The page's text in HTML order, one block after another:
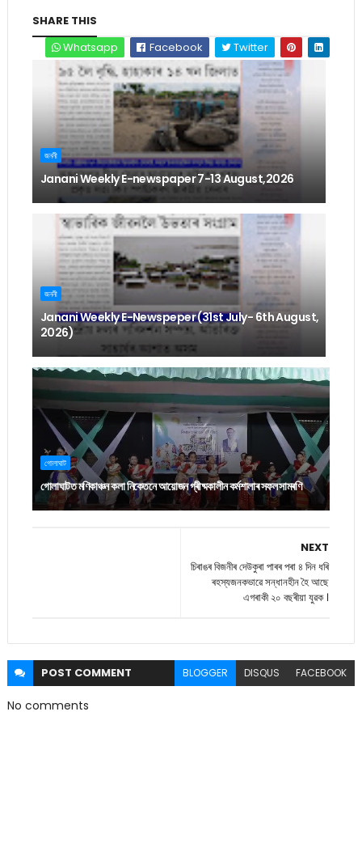
SHARE THIS
Whatsapp
Facebook Twitter
জননী
Janani Weekly E-newspaper 7-13 August,2026
জননী
Janani Weekly E-Newspeper (31st July- 6th August,
2026)
গোলাঘাট
গোলাঘাটত মণিকাঞ্চন কলা নিকেতনে আয়োজন গ্ৰীষ্মকালীন কৰ্মশালাৰ সফল সামৰণি
NEXT
চিৰাঙৰ বিজনীৰ দেউকুৰা পাৰৰ পৰা ৪ দিন ধৰি
ৰহস্যজনকভাৱে সন্ধানহীন হৈ আছে
এগৰাকী ২০ বছৰীয়া যুৱক ।
POST COMMENT BLOGGER DISQUS FACEBOOK
No comments